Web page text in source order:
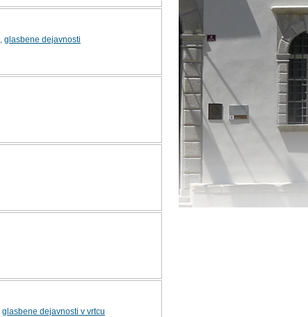
glasbene dejavnosti
glasbene dejavnosti v vrtcu